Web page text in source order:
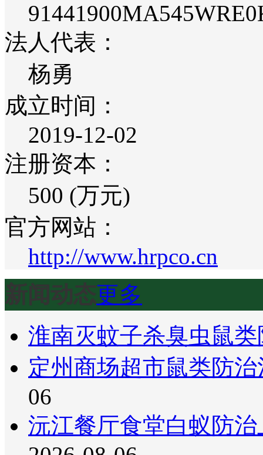
法人代表：
杨勇
成立时间：
2019-12-02
注册资本：
500 (万元)
官方网站：
http://www.hrpco.cn
新闻动态更多
淮南灭蚊子杀臭虫鼠
定州商场超市鼠类防
06
沅江餐厅食堂白蚁防